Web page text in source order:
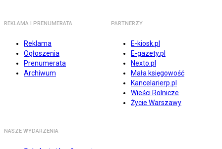
REKLAMA I PRENUMERATA
Reklama
Ogłoszenia
Prenumerata
Archiwum
PARTNERZY
E-kiosk.pl
E-gazety.pl
Nexto.pl
Mała księgowość
Kancelarierp.pl
Wieści Rolnicze
Życie Warszawy
NASZE WYDARZENIA